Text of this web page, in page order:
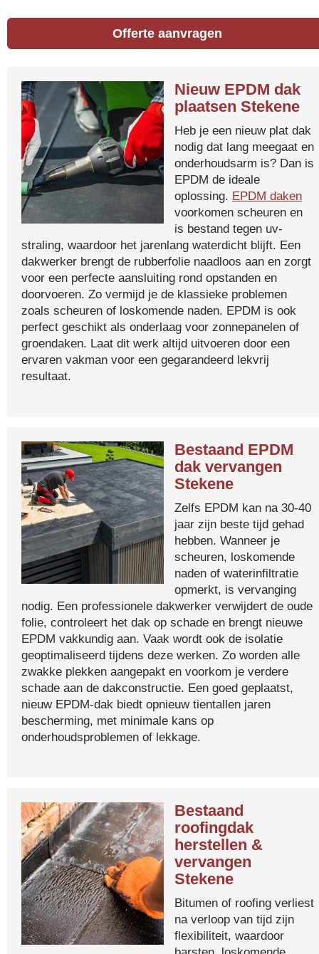
Offerte aanvragen
Nieuw EPDM dak
plaatsen Stekene
Heb je een nieuw plat dak
nodig dat lang meegaat en
onderhoudsarm is? Dan is
EPDM de ideale
oplossing. EPDM daken
voorkomen scheuren en
is bestand tegen uv-
straling, waardoor het jarenlang waterdicht blijft. Een
dakwerker brengt de rubberfolie naadloos aan en zorgt
voor een perfecte aansluiting rond opstanden en
doorvoeren. Zo vermijd je de klassieke problemen
zoals scheuren of loskomende naden. EPDM is ook
perfect geschikt als onderlaag voor zonnepanelen of
groendaken. Laat dit werk altijd uitvoeren door een
ervaren vakman voor een gegarandeerd lekvrij
resultaat.
Bestaand EPDM
dak vervangen
Stekene
Zelfs EPDM kan na 30-40
jaar zijn beste tijd gehad
hebben. Wanneer je
scheuren, loskomende
naden of waterinfiltratie
opmerkt, is vervanging
nodig. Een professionele dakwerker verwijdert de oude
folie, controleert het dak op schade en brengt nieuwe
EPDM vakkundig aan. Vaak wordt ook de isolatie
geoptimaliseerd tijdens deze werken. Zo worden alle
zwakke plekken aangepakt en voorkom je verdere
schade aan de dakconstructie. Een goed geplaatst,
nieuw EPDM-dak biedt opnieuw tientallen jaren
bescherming, met minimale kans op
onderhoudsproblemen of lekkage.
Bestaand
roofingdak
herstellen &
vervangen
Stekene
Bitumen of roofing verliest
na verloop van tijd zijn
flexibiliteit, waardoor